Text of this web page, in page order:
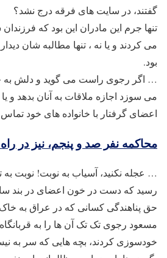
گفتند، در سایت های فرقه درج نشد؟
تنها جرم این مادران این بود که
می کردند و یا نه ، تنها مطالبه شان
بود.
… اگر رجوی راست می گوید و دلش به
می سوزد اجازه ملاقات به آنان بدهد و
اعضای گرفتار با خانواده های خود تماس
محاکمه نفر صد و پنجم، نیز در
… عجله نکنید، آسیاب به نوبت! نوبت
رسید که دست در خون اعضای در بند
حق پناهندگی کسانی که در عراق به خاک
مسعود رجوی تک تک آن ها را به
خودسوزی کردند، بچه هایی که سر به